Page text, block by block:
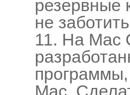
резервные
не
11. На Mac
Mac.